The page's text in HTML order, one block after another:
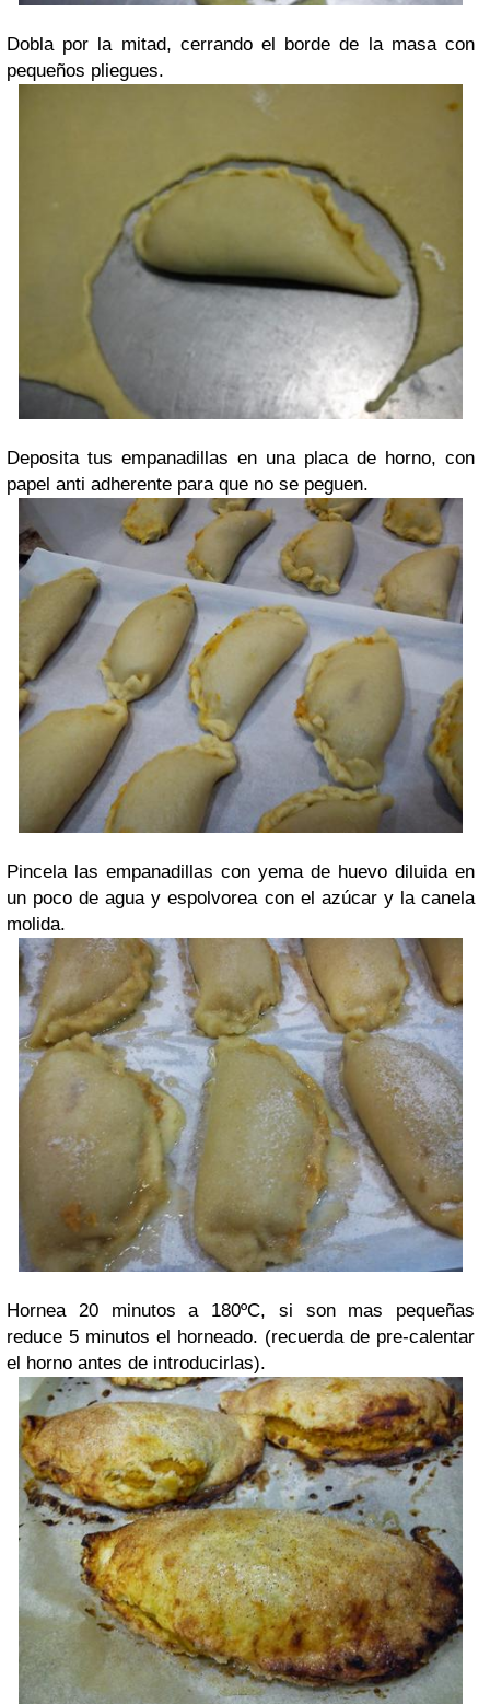
Dobla por la mitad, cerrando el borde de la masa con
pequeños pliegues.
Deposita tus empanadillas en una placa de horno, con
papel anti adherente para que no se peguen.
Pincela las empanadillas con yema de huevo diluida en
un poco de agua y espolvorea con el azúcar y la canela
molida.
Hornea 20 minutos a 180ºC, si son mas pequeñas
reduce 5 minutos el horneado. (recuerda de pre-calentar
el horno antes de introducirlas).